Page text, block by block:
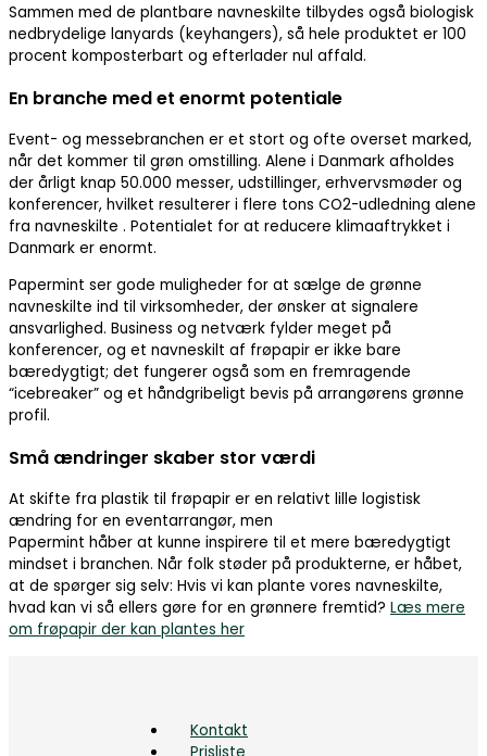
Sammen med de plantbare navneskilte tilbydes også biologisk
nedbrydelige lanyards (keyhangers), så hele produktet er 100
procent komposterbart og efterlader nul affald.
En branche med et enormt potentiale
Event- og messebranchen er et stort og ofte overset marked,
når det kommer til grøn omstilling. Alene i Danmark afholdes
der årligt knap 50.000 messer, udstillinger, erhvervsmøder og
konferencer, hvilket resulterer i flere tons CO2-udledning alene
fra navneskilte . Potentialet for at reducere klimaaftrykket i
Danmark er enormt.
Papermint ser gode muligheder for at sælge de grønne
navneskilte ind til virksomheder, der ønsker at signalere
ansvarlighed. Business og netværk fylder meget på
konferencer, og et navneskilt af frøpapir er ikke bare
bæredygtigt; det fungerer også som en fremragende
“icebreaker” og et håndgribeligt bevis på arrangørens grønne
profil.
Små ændringer skaber stor værdi
At skifte fra plastik til frøpapir er en relativt lille logistisk
ændring for en eventarrangør, men
Papermint håber at kunne inspirere til et mere bæredygtigt
mindset i branchen. Når folk støder på produkterne, er håbet,
at de spørger sig selv: Hvis vi kan plante vores navneskilte,
hvad kan vi så ellers gøre for en grønnere fremtid? Læs mere
om frøpapir der kan plantes her
Kontakt